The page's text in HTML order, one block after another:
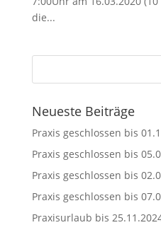
die...
Neueste Beiträge
Praxis geschlossen bis
Praxis geschlossen bis
Praxis geschlossen bis
Praxis geschlossen bis
Praxisurlaub bis